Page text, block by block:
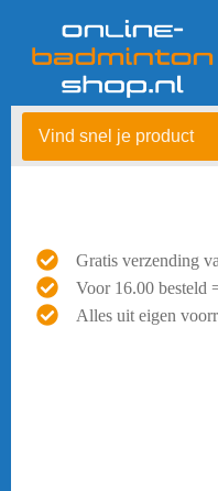
Gratis verzending
Voor 16.00 besteld
Alles uit eigen